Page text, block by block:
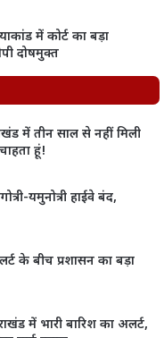
में कोर्ट का बड़ा
दोषमुक्त
में तीन साल से नहीं मिली
हूं!
यमुनोत्री हाईवे बंद,
के बीच प्रशासन का बड़ा
में भारी बारिश का अलर्ट,